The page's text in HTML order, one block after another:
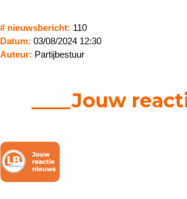
# nieuwsbericht: 110
Datum: 03/08/2024 12:30
Auteur: Partijbestuur
____Jouw